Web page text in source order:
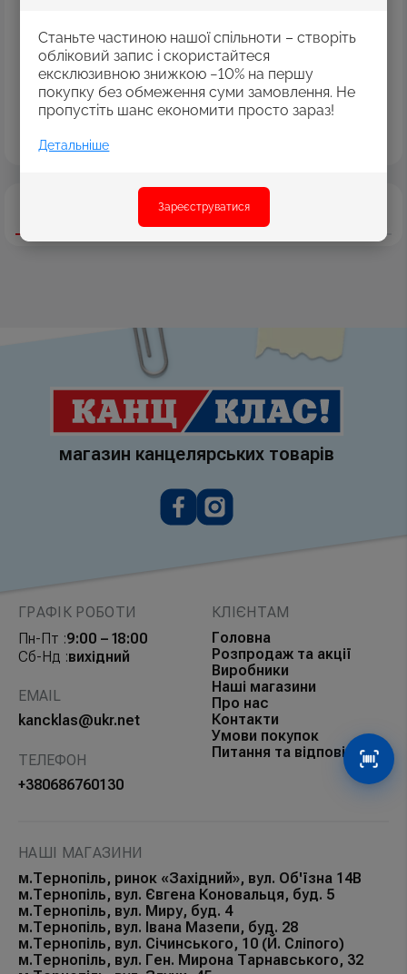
Станьте частиною нашої спільноти – створіть
обліковий запис і скористайтеся
ексклюзивною знижкою −10% на першу
покупку без обмеження суми замовлення. Не
пропустіть шанс економити просто зараз!
Детальніше
Зареєструватися
Характеристики Відгуки
Оплата картками Visa
MasterCard
Оплата коштами програми «Пакунок школяра»
Накладений платіж
Безготівковий розрахунок
Дізнатись більше
магазин канцелярських товарів
ГРАФІК РОБОТИ
Пн-Пт :9:00 – 18:00
Сб-Нд :вихідний
EMAIL
kancklas@ukr.net
ТЕЛЕФОН
+380686760130
КЛІЄНТАМ
Головна
Розпродаж та акції
Виробники
Наші магазини
Про нас
Контакти
Умови покупок
Питання та відповіді
НАШІ МАГАЗИНИ
м.Тернопіль, ринок «Західний», вул. Об'їзна 14В
м.Тернопіль, вул. Євгена Коновальця, буд. 5
м.Тернопіль, вул. Миру, буд. 4
м.Тернопіль, вул. Івана Мазепи, буд. 28
м.Тернопіль, вул. Січинського, 10 (Й. Сліпого)
м.Тернопіль, вул. Ген. Мирона Тарнавського, 32